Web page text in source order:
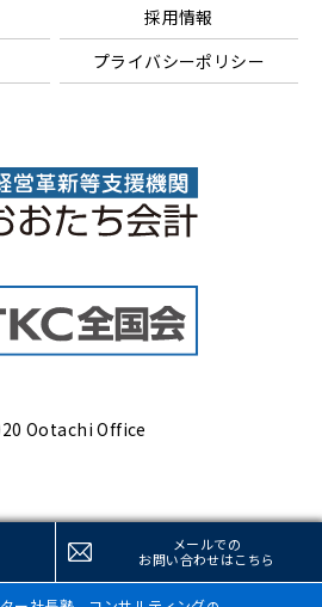
メールでの
お問い合わせはこちら
採用情報
プライバシーポリシー
Ootachi Office